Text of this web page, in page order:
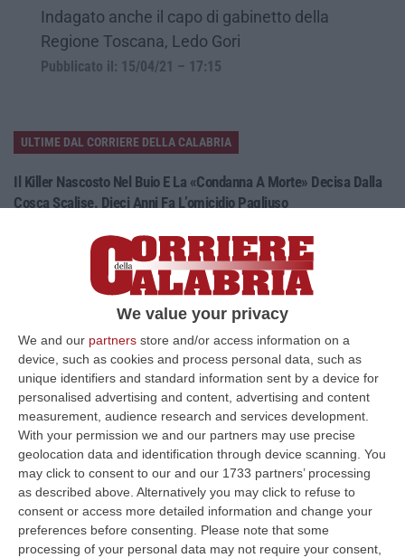
We value your privacy
We and our partners store and/or access information on a
device, such as cookies and process personal data, such as
unique identifiers and standard information sent by a device for
personalised advertising and content, advertising and content
measurement, audience research and services development.
With your permission we and our partners may use precise
geolocation data and identification through device scanning. You
may click to consent to our and our 1733 partners’ processing
as described above. Alternatively you may click to refuse to
consent or access more detailed information and change your
preferences before consenting.
Please note that some
processing of your personal data may not require your consent,
Indagato anche il capo di gabinetto della
Regione Toscana, Ledo Gori
Pubblicato il: 15/04/21 – 17:15
ULTIME DAL CORRIERE DELLA CALABRIA
Il Killer Nascosto Nel Buio E La «condanna A Morte» Decisa Dalla
Cosca Scalise. Dieci Anni Fa L’omicidio Pagliuso
tre colpi esplosi in appena due secondi. Francesco Pagliuso non ebbe
09 Agosto, 7:00
All’asta Il Pallone Della “mano Di Dio” Di Maradona
“ROMA Il pallone con cui Diego Maradona segnò durante la storica
vittoria dell’Argentina sull’Inghilterra ai Mondiali del 1986 potrebbe
esse…
08 Agosto, 23:28
Milano, Vannacci Candida Il Generale Burgio
“ROMA “La sfida delle grandi città correremo in tutte le grandi città
Milano, Bologna, Roma e Napoli. Ci presenteremo come Futuro
nazionale…
08 Agosto, 22:19